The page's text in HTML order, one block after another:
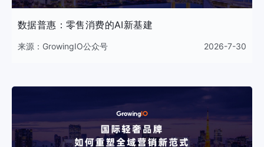
数据普惠：零售消费的AI新基建
来源： GrowingIO公众号 2026-7-30